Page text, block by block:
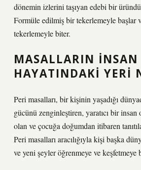
dönemin izlerini taşıyan edebi bir
Formüle edilmiş bir tekerlemeyle başlar
tekerlemeyle biter.
MASALLARIN INSAN
HAYATINDAKI YERI
Peri masalları, bir kişinin yaşadığı
gücünü zenginleştiren, yaratıcı bir insan
olan ve çocuğa doğumdan itibaren
Peri masalları aracılığıyla kişi başka
ve yeni şeyler öğrenmeye ve keşfetmeye